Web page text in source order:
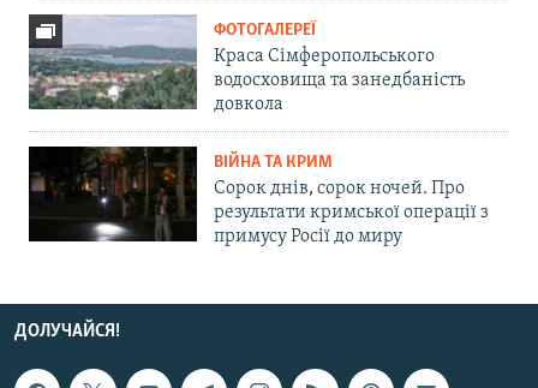
ФОТОГАЛЕРЕЇ
Краса Сімферопольського
водосховища та занедбаність
довкола
ВІЙНА ТА КРИМ
Сорок днів, сорок ночей. Про
результати кримської операції з
примусу Росії до миру
ДОЛУЧАЙСЯ!